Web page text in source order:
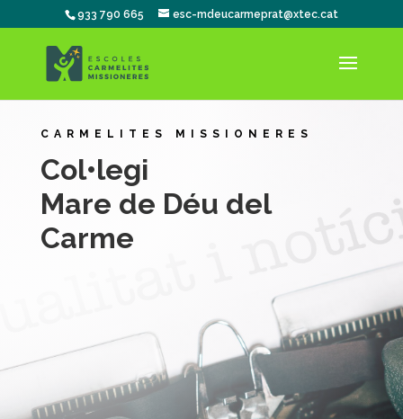
933 790 665 esc-mdeucarmeprat@xtec.cat
CARMELITES MISSIONERES
Col•legi
Mare de Déu del
Carme